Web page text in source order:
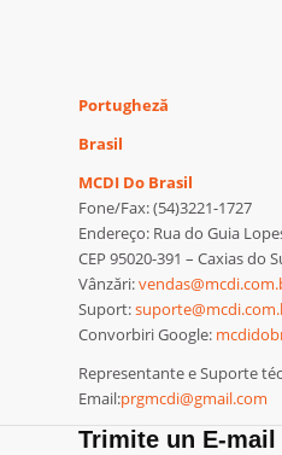
Portugheză
Brasil
MCDI Do Brasil
Fone/Fax: (54)3221-1727
Endereço: Rua do Guia
CEP 95020-391 – Caxias do
Vânzări:
Suport:
Convorbiri Google:
Representante e Suporte
Email:prgmcdi@gmail.com
Trimite un E-mail